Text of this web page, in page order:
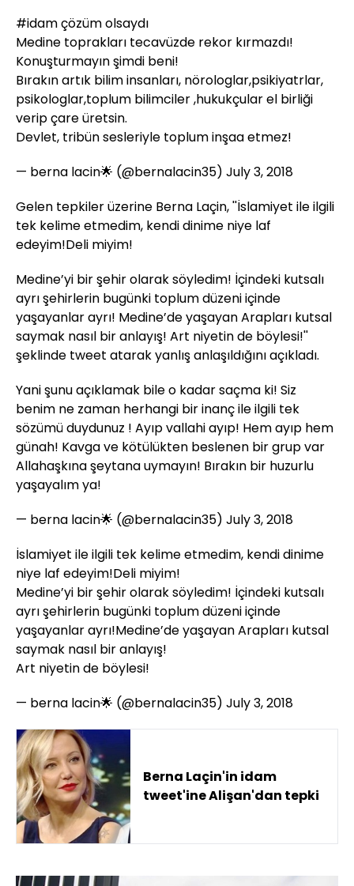
#idamçözüm olsaydı
Medine toprakları tecavüzde rekor kırmazdı!
Konuşturmayın şimdi beni!
Bırakın artık bilim insanları, nörologlar,psikiyatrlar,
psikologlar,toplum bilimciler ,hukukçular el birliği
verip çare üretsin.
Devlet, tribün sesleriyle toplum inşaa etmez!
— berna lacin🌟 (@bernalacin35) July 3, 2018
Gelen tepkiler üzerine Berna Laçin, ''İslamiyet ile ilgili
tek kelime etmedim, kendi dinime niye laf
edeyim!Deli miyim!
Medine’yi bir şehir olarak söyledim! İçindeki kutsalı
ayrı şehirlerin bugünki toplum düzeni içinde
yaşayanlar ayrı! Medine’de yaşayan Arapları kutsal
saymak nasıl bir anlayış! Art niyetin de böylesi!''
şeklinde tweet atarak yanlış anlaşıldığını açıkladı.
Yani şunu açıklamak bile o kadar saçma ki! Siz
benim ne zaman herhangi bir inanç ile ilgili tek
sözümü duydunuz ! Ayıp vallahi ayıp! Hem ayıp hem
günah! Kavga ve kötülükten beslenen bir grup var
Allahaşkına şeytana uymayın! Bırakın bir huzurlu
yaşayalım ya!
— berna lacin🌟 (@bernalacin35) July 3, 2018
İslamiyet ile ilgili tek kelime etmedim, kendi dinime
niye laf edeyim!Deli miyim!
Medine’yi bir şehir olarak söyledim! İçindeki kutsalı
ayrı şehirlerin bugünki toplum düzeni içinde
yaşayanlar ayrı!Medine’de yaşayan Arapları kutsal
saymak nasıl bir anlayış!
Art niyetin de böylesi!
— berna lacin🌟 (@bernalacin35) July 3, 2018
Berna Laçin'in idam
tweet'ine Alişan'dan tepki